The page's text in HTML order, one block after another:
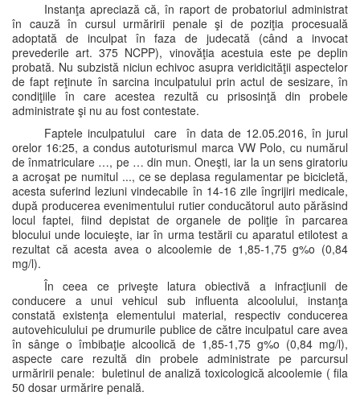
Instanţa apreciază că, în raport de probatoriul administrat
în cauză în cursul urmăririi penale şi de poziţia procesuală
adoptată de inculpat în faza de judecată (când a invocat
prevederile art. 375 NCPP), vinovăţia acestuia este pe deplin
probată. Nu subzistă niciun echivoc asupra veridicităţii aspectelor
de fapt reţinute în sarcina inculpatului prin actul de sesizare, în
condiţiile în care acestea rezultă cu prisosinţă din probele
administrate şi nu au fost contestate.
Faptele inculpatului care în data de 12.05.2016, în jurul
orelor 16:25, a condus autoturismul marca VW Polo, cu numărul
de înmatriculare …, pe … din mun. Oneşti, iar la un sens giratoriu
a acroşat pe numitul ..., ce se deplasa regulamentar pe bicicletă,
acesta suferind leziuni vindecabile în 14-16 zile îngrijiri medicale,
după producerea evenimentului rutier conducătorul auto părăsind
locul faptei, fiind depistat de organele de poliţie în parcarea
blocului unde locuieşte, iar în urma testării cu aparatul etilotest a
rezultat că acesta avea o alcoolemie de 1,85-1,75 g%o (0,84
mg/l).
În ceea ce priveşte latura obiectivă a infracţiunii de
conducere a unui vehicul sub influenta alcoolului, instanţa
constată existenţa elementului material, respectiv conducerea
autovehiculului pe drumurile publice de către inculpatul care avea
în sânge o îmbibaţie alcoolică de 1,85-1,75 g%o (0,84 mg/l),
aspecte care rezultă din probele administrate pe parcursul
urmăririi penale: buletinul de analiză toxicologică alcoolemie ( fila
50 dosar urmărire penală.